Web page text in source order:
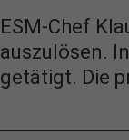
ESM-Chef
auszulösen.
getätigt. Die